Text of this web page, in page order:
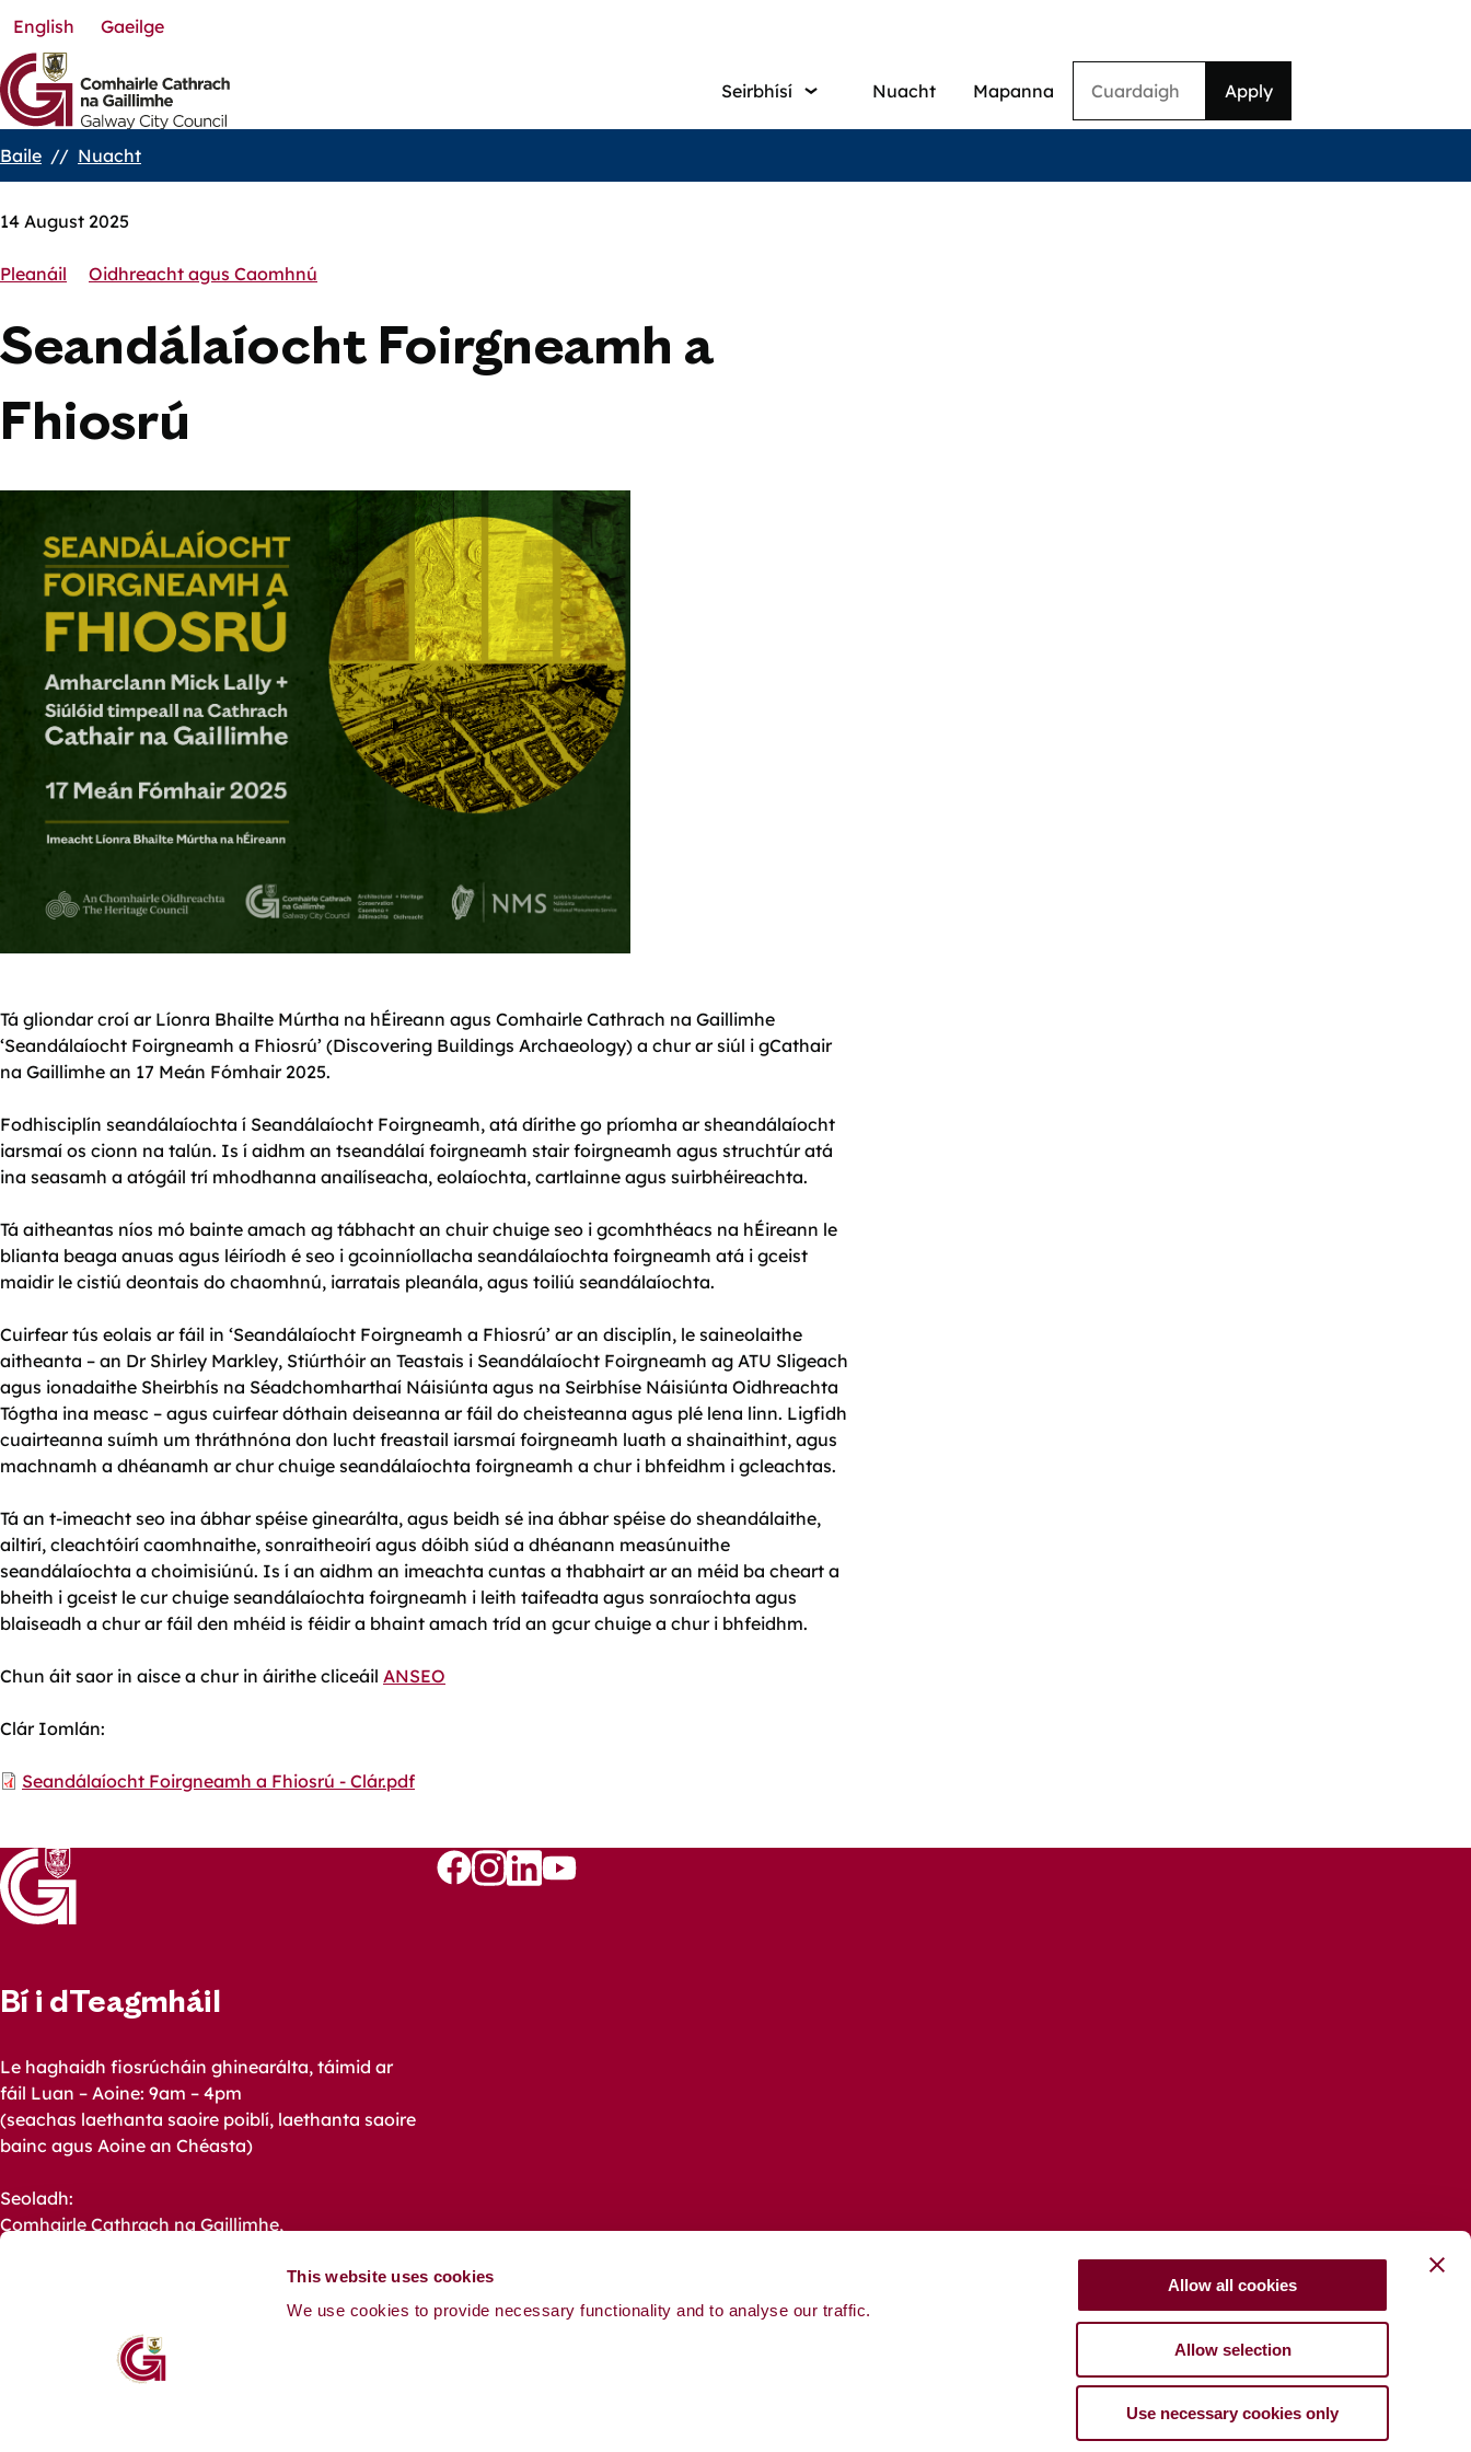
This website uses cookies
We use cookies to provide necessary functionality and to analyse our traffic.
Allow all cookies
Allow selection
Use necessary cookies only
Skip
to
main
content
English Gaeilge
Seirbhísí
Main
navigation
Nuacht Mapanna
Breadcrumbs
Baile Nuacht
14 August 2025
Pleanáil Oidhreacht agus Caomhnú
Seandálaíocht Foirgneamh a
Fhiosrú
Tá gliondar croí ar Líonra Bhailte Múrtha na hÉireann agus Comhairle Cathrach na Gaillimhe
‘Seandálaíocht Foirgneamh a Fhiosrú’ (Discovering Buildings Archaeology) a chur ar siúl i gCathair
na Gaillimhe an 17 Meán Fómhair 2025.
Fodhisciplín seandálaíochta í Seandálaíocht Foirgneamh, atá dírithe go príomha ar sheandálaíocht
iarsmaí os cionn na talún. Is í aidhm an tseandálaí foirgneamh stair foirgneamh agus struchtúr atá
ina seasamh a atógáil trí mhodhanna anailíseacha, eolaíochta, cartlainne agus suirbhéireachta.
Tá aitheantas níos mó bainte amach ag tábhacht an chuir chuige seo i gcomhthéacs na hÉireann le
blianta beaga anuas agus léiríodh é seo i gcoinníollacha seandálaíochta foirgneamh atá i gceist
maidir le cistiú deontais do chaomhnú, iarratais pleanála, agus toiliú seandálaíochta.
Cuirfear tús eolais ar fáil in ‘Seandálaíocht Foirgneamh a Fhiosrú’ ar an disciplín, le saineolaithe
aitheanta – an Dr Shirley Markley, Stiúrthóir an Teastais i Seandálaíocht Foirgneamh ag ATU Sligeach
agus ionadaithe Sheirbhís na Séadchomharthaí Náisiúnta agus na Seirbhíse Náisiúnta Oidhreachta
Tógtha ina measc – agus cuirfear dóthain deiseanna ar fáil do cheisteanna agus plé lena linn. Ligfidh
cuairteanna suímh um thráthnóna don lucht freastail iarsmaí foirgneamh luath a shainaithint, agus
machnamh a dhéanamh ar chur chuige seandálaíochta foirgneamh a chur i bhfeidhm i gcleachtas.
Tá an t-imeacht seo ina ábhar spéise ginearálta, agus beidh sé ina ábhar spéise do sheandálaithe,
ailtirí, cleachtóirí caomhnaithe, sonraitheoirí agus dóibh siúd a dhéanann measúnuithe
seandálaíochta a choimisiúnú. Is í an aidhm an imeachta cuntas a thabhairt ar an méid ba cheart a
bheith i gceist le cur chuige seandálaíochta foirgneamh i leith taifeadta agus sonraíochta agus
blaiseadh a chur ar fáil den mhéid is féidir a bhaint amach tríd an gcur chuige a chur i bhfeidhm.
Chun áit saor in aisce a chur in áirithe cliceáil ANSEO
Clár Iomlán:
Document
Seandálaíocht Foirgneamh a Fhiosrú - Clár.pdf
Bí i dTeagmháil
Le haghaidh fiosrúcháin ghinearálta, táimid ar
fáil Luan – Aoine: 9am – 4pm
(seachas laethanta saoire poiblí, laethanta saoire
bainc agus Aoine an Chéasta)
Seoladh:
Comhairle Cathrach na Gaillimhe,
Fón: +353 91 536400